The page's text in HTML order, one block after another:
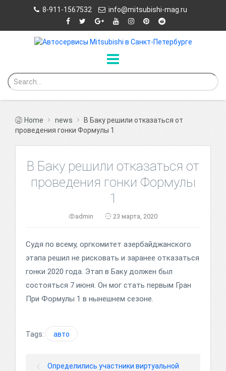
8-911-1567532 info@mitsubishi-mag.ru
Home news
В Баку решили отказаться от
проведения гонки Формулы 1
В Баку решили отказаться от
проведения гонки Формулы
1
admin 23 марта, 2020
Судя по всему, оргкомитет азербайджанского
этапа решил не рисковать и заранее отказаться
гонки 2020 года. Этап в Баку должен был
состояться 7 июня. Он мог стать первым Гран
При Формулы 1 в нынешнем сезоне.
Tags: авто
Определились участники виртуальной